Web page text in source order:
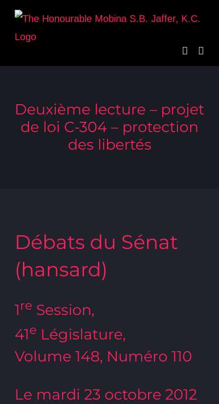
Skip
content
Deuxième lecture – projet
de loi C-304 – protection
des libertés
Débats du Sénat
(hansard)
1re Session,
41e Législature,
Volume 148, Numéro 110
Le mardi 23 octobre 2012